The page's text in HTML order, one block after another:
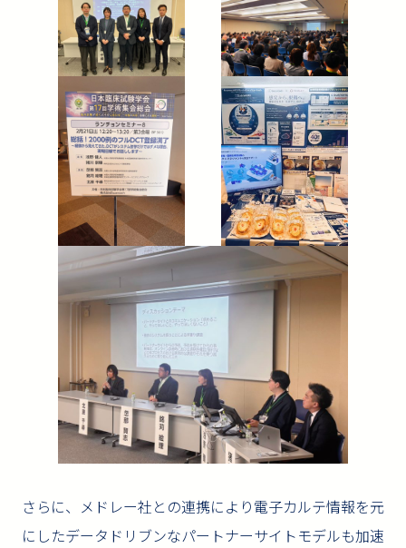
さらに、メドレー社との連携により電子カルテ情報を元
にしたデータドリブンなパートナーサイトモデルも加速